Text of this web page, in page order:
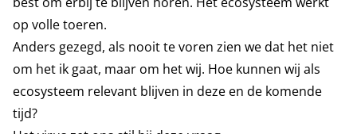
op volle toeren.
Anders gezegd, als nooit te voren zien we dat het niet
om het ik gaat, maar om het wij. Hoe kunnen wij als
ecosysteem relevant blijven in deze en de komende
tijd?